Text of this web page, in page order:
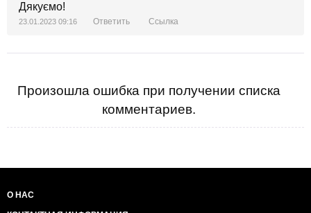
Дякуємо!
23.01.2023 09:16 Ответить Ссылка
Произошла ошибка при получении списка
комментариев.
О НАС